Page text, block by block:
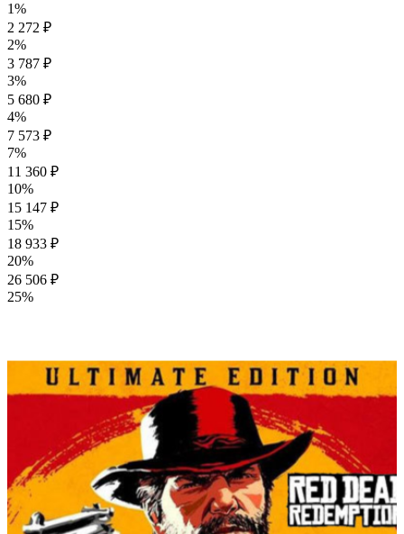
1%
2 272 ₽
2%
3 787 ₽
3%
5 680 ₽
4%
7 573 ₽
7%
11 360 ₽
10%
15 147 ₽
15%
18 933 ₽
20%
26 506 ₽
25%